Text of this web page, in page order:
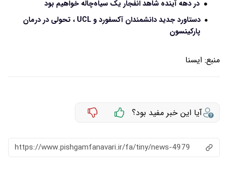
در دهه آینده شاهد انفجار یک سیاه‌چاله خواهیم بود
دستاورد جدید دانشمندان آکسفورد و UCL ، تحولی در درمان
پارکینسون
منبع: ايسنا
آیا این خبر مفید بود؟
https://www.pishgamfanavari.ir/fa/tiny/news-4979